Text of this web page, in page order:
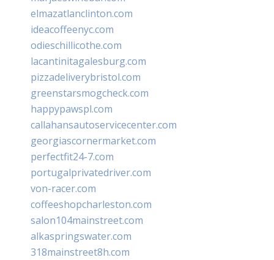
elmazatlanclinton.com
ideacoffeenyc.com
odieschillicothe.com
lacantinitagalesburg.com
pizzadeliverybristol.com
greenstarsmogcheck.com
happypawspl.com
callahansautoservicecenter.com
georgiascornermarket.com
perfectfit24-7.com
portugalprivatedriver.com
von-racer.com
coffeeshopcharleston.com
salon104mainstreet.com
alkaspringswater.com
318mainstreet8h.com